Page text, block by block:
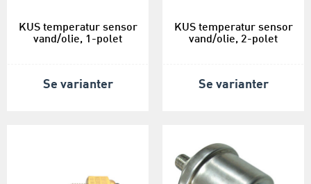
KUS temperatur sensor
vand/olie, 1-polet
Se varianter
KUS temperatur sensor
vand/olie, 2-polet
Se varianter